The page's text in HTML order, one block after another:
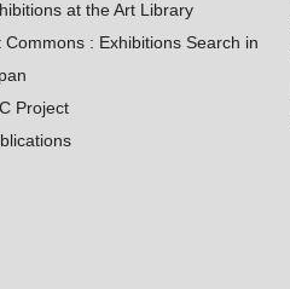
at the Art Library
Commons : Exhibitions Search in
Project